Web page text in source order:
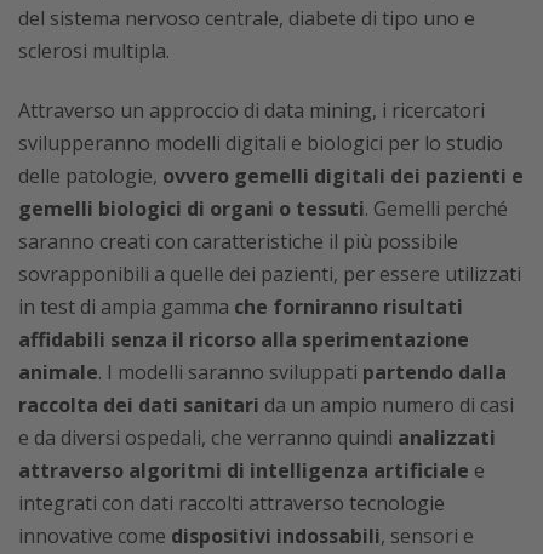
del sistema nervoso centrale, diabete di tipo uno e
sclerosi multipla.
Attraverso un approccio di data mining, i ricercatori
svilupperanno modelli digitali e biologici per lo studio
delle patologie, ovvero gemelli digitali dei pazienti e
gemelli biologici di organi o tessuti. Gemelli perché
saranno creati con caratteristiche il più possibile
sovrapponibili a quelle dei pazienti, per essere utilizzati
in test di ampia gamma che forniranno risultati
affidabili senza il ricorso alla sperimentazione
animale. I modelli saranno sviluppati partendo dalla
raccolta dei dati sanitari da un ampio numero di casi
e da diversi ospedali, che verranno quindi analizzati
attraverso algoritmi di intelligenza artificiale e
integrati con dati raccolti attraverso tecnologie
innovative come dispositivi indossabili, sensori e